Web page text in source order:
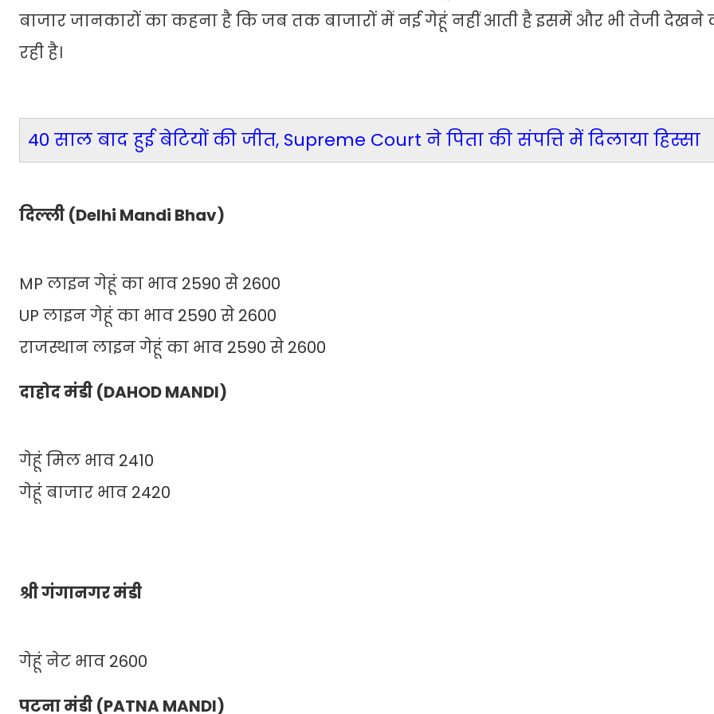
बाजार जानकारों का कहना है कि जब तक बाजारों में नई गेहूं नहीं आती है इसमें और भी तेजी देखने
रही है।
40 साल बाद हुई बेटियों की जीत, Supreme Court ने पिता की संपत्ति में दिलाया हिस्सा
दिल्ली (Delhi Mandi Bhav)
MP लाइन गेहूं का भाव 2590 से 2600
UP लाइन गेहूं का भाव 2590 से 2600
राजस्थान लाइन गेहूं का भाव 2590 से 2600
दाहोद मंडी (DAHOD MANDI)
गेहूं मिल भाव 2410
गेहूं बाजार भाव 2420
श्री गंगानगर मंडी
गेहूं नेट भाव 2600
पटना मंडी (PATNA MANDI)